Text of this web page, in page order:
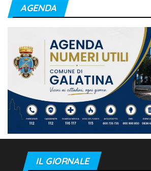
AGENDA
IL GIORNALE